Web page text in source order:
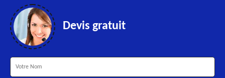
Devis gratuit